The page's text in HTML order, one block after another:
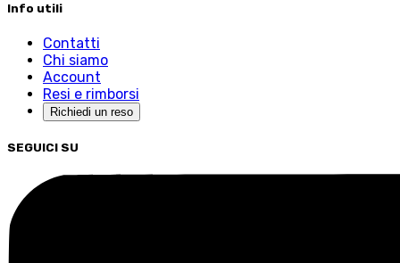
Info utili
Contatti
Chi siamo
Account
Resi e rimborsi
Richiedi un reso
SEGUICI SU